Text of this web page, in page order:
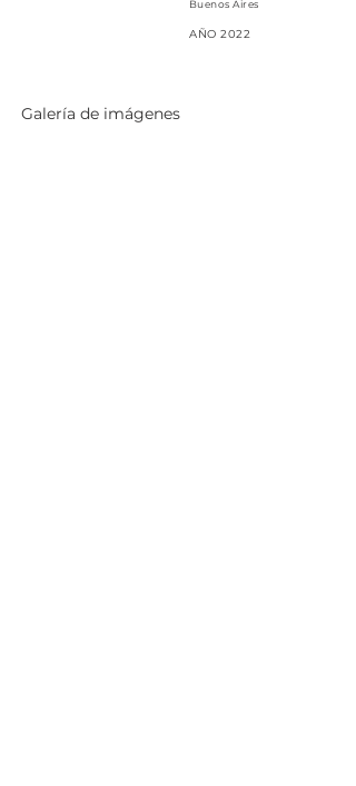
Buenos Aires
AÑO 2022
Galería de imágenes